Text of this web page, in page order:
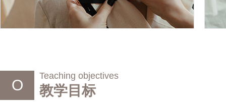
O
Teaching objectives
教学目标